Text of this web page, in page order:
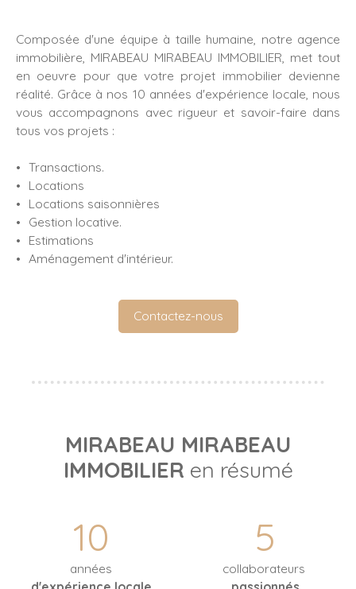
Composée d'une équipe à taille humaine, notre agence
immobilière, MIRABEAU MIRABEAU IMMOBILIER, met tout
en oeuvre pour que votre projet immobilier devienne
réalité. Grâce à nos 10 années d'expérience locale, nous
vous accompagnons avec rigueur et savoir-faire dans
tous vos projets :
Transactions.
Locations
Locations saisonnières
Gestion locative.
Estimations
Aménagement d'intérieur.
Contactez-nous
MIRABEAU MIRABEAU
IMMOBILIER en résumé
10
années
5
collaborateurs